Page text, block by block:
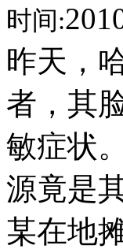
时间:
昨天，
者，其
敏症状
源竟是
某在地